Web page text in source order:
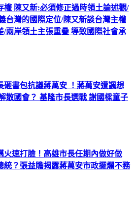
權 陳又新:必須修正過時領土論述觀/
台灣的國際定位/陳又新談台灣主權
/兩岸領土主張重疊 導致國際社會承
砸書包抗議蔣萬安 ！蔣萬安遭諷想
散國會？ 基隆市長選戰 謝國樑童子
火速打臉！高雄市長任期內做好做
統？張益贍揭露蔣萬安市政擺爛不務